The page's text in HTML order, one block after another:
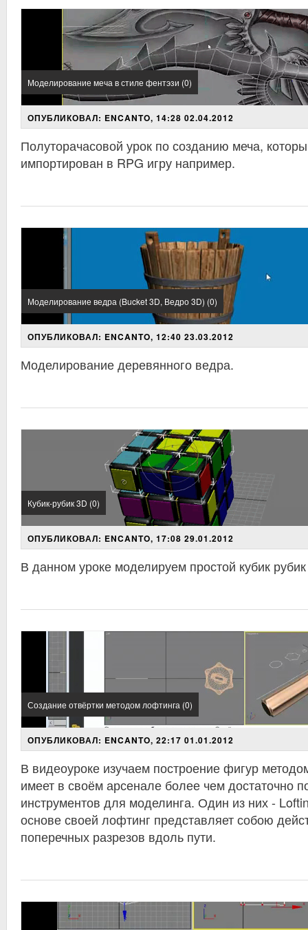
Моделирование меча в стиле фентэзи (0)
ОПУБЛИКОВАЛ: ENCANTO, 14:28 02.04.2012
Полуторачасовой урок по созданию меча,
импортирован в RPG игру например.
Моделирование ведра (Bucket 3D, Ведро 3D) (0)
ОПУБЛИКОВАЛ: ENCANTO, 12:40 23.03.2012
Моделирование деревянного ведра.
Кубик-рубик 3D (0)
ОПУБЛИКОВАЛ: ENCANTO, 17:08 29.01.2012
В данном уроке моделируем простой кубик
Создание отвёртки методом лофтинга (0)
ОПУБЛИКОВАЛ: ENCANTO, 22:17 01.01.2012
В видеоуроке изучаем построение фигур
имеет в своём арсенале более чем достаточно
инструментов для моделинга. Один из них -
основе своей лофтинг представляет собою
поперечных разрезов вдоль пути.